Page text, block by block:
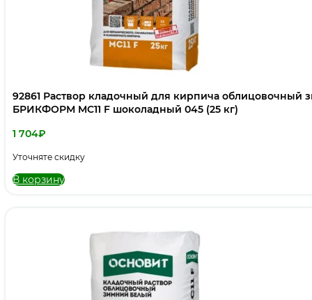
92861 Раствор кладочный для кирпича
БРИКФОРМ MC11 F шоколадный 045 (25 кг)
1 704₽
Уточняте скидку
В корзину